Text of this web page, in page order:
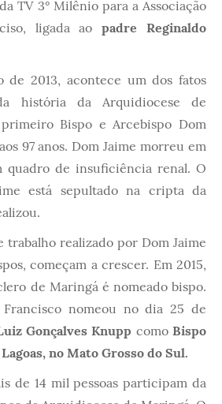
TV 3° Milênio para a Associação
ligada aopadre Reginaldo
de 2013, acontece um dos fatos
história da Arquidiocese de
Bispo e Arcebispo Dom
97 anos. Dom Jaime morreu em
quadro de insuficiência renal. O
está sepultado na cripta da
trabalho realizado por Dom Jaime
começam a crescer. Em 2015,
de Maringá é nomeado bispo.
Francisco nomeou no dia 25 de
Gonçalves Knupp comoBispo
no Mato Grosso do Sul.
de 14 mil pessoas participam da